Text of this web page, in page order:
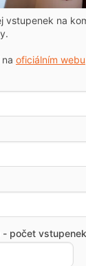
vstupenek na
oficiálním webu
- počet